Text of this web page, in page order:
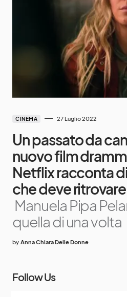
CINEMA 27 Luglio 2022
Un passato da
nuovo film
Netflix racconta
che deve
Manuela Pipa
quella di una volta
by Anna Chiara Delle Donne
Follow Us